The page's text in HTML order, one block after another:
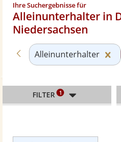
Ihre Suchergebnisse für
Alleinunterhalter in
Niedersachsen
Zurück zu «Bands &
Alleinunterhalter
FILTER 1